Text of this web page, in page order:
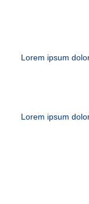
Lorem ipsum
Lorem ipsum